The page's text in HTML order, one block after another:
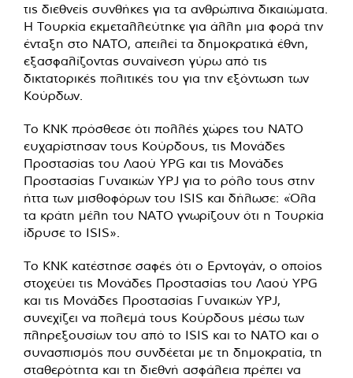
τις διεθνείς συνθήκες για τα ανθρώπινα δικαιώματα.
Η Τουρκία εκμεταλλεύτηκε για άλλη μια φορά την
ένταξη στο ΝΑΤΟ, απειλεί τα δημοκρατικά έθνη,
εξασφαλίζοντας συναίνεση γύρω από τις
δικτατορικές πολιτικές του για την εξόντωση των
Κούρδων.
Το KNK πρόσθεσε ότι πολλές χώρες του ΝΑΤΟ
ευχαρίστησαν τους Κούρδους, τις Μονάδες
Προστασίας του Λαού YPG και τις Μονάδες
Προστασίας Γυναικών YPJ για το ρόλο τους στην
ήττα των μισθοφόρων του ISIS και δήλωσε: «Όλα
τα κράτη μέλη του ΝΑΤΟ γνωρίζουν ότι η Τουρκία
ίδρυσε το ISIS».
Το KNK κατέστησε σαφές ότι ο Ερντογάν, ο οποίος
στοχεύει τις Μονάδες Προστασίας του Λαού YPG
και τις Μονάδες Προστασίας Γυναικών YPJ,
συνεχίζει να πολεμά τους Κούρδους μέσω των
πληρεξουσίων του από το ISIS και το ΝΑΤΟ και ο
συνασπισμός που συνδέεται με τη δημοκρατία, τη
σταθερότητα και τη διεθνή ασφάλεια πρέπει να